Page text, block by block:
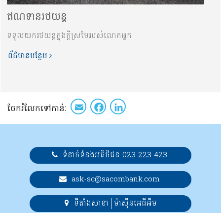
ឥណទានរថយន្ត
ទទួលយករថយន្តក្នុងក្ដីស្រមៃរបស់លោកអ្នក
ព័ត៌មានបន្ថែម
ចែក​រំលែក​ទៅកាន់​: EmailFacebook
ទំនាក់ទំនងអតិថិជន 023 223 423
ask-sc@sacombank.com
ទីតាំងសាខា ម៉ាស៊ីនអេធីអឹម